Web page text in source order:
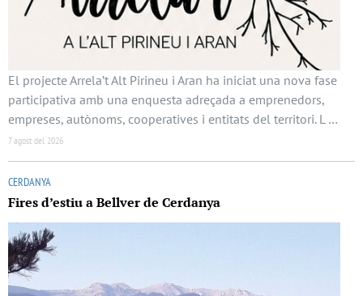
El projecte Arrela’t Alt Pirineu i Aran ha iniciat una nova fase
participativa amb una enquesta adreçada a emprenedors,
empreses, autònoms, cooperatives i entitats del territori. L …
7 agost del 2026
CERDANYA
Fires d’estiu a Bellver de Cerdanya